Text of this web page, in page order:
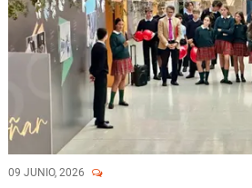
09 JUNIO, 2026